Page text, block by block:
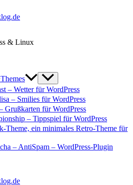
& Linux
– Wetter für WordPress
– Smilies für WordPress
Grußkarten für WordPress
– Tippspiel für WordPress
Theme, ein minimales Retro-Theme für
– AntiSpam – WordPress-Plugin